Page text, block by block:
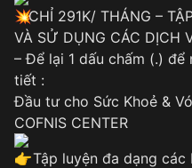
CHỈ 291K/ THÁNG –
VÀ SỬ DỤNG CÁC DỊCH
– Để lại 1 dấu chấm (.)
tiết :
Đầu tư cho Sức Khoẻ &
COFNIS CENTER
Tập luyện đa dạng các